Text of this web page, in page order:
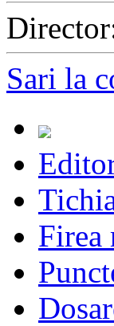
Sari la
Firea